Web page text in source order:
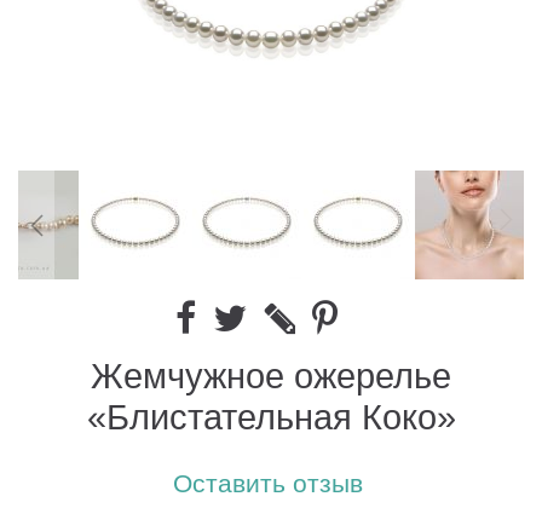
Жемчужное ожерелье
«Блистательная Коко»
Оставить отзыв